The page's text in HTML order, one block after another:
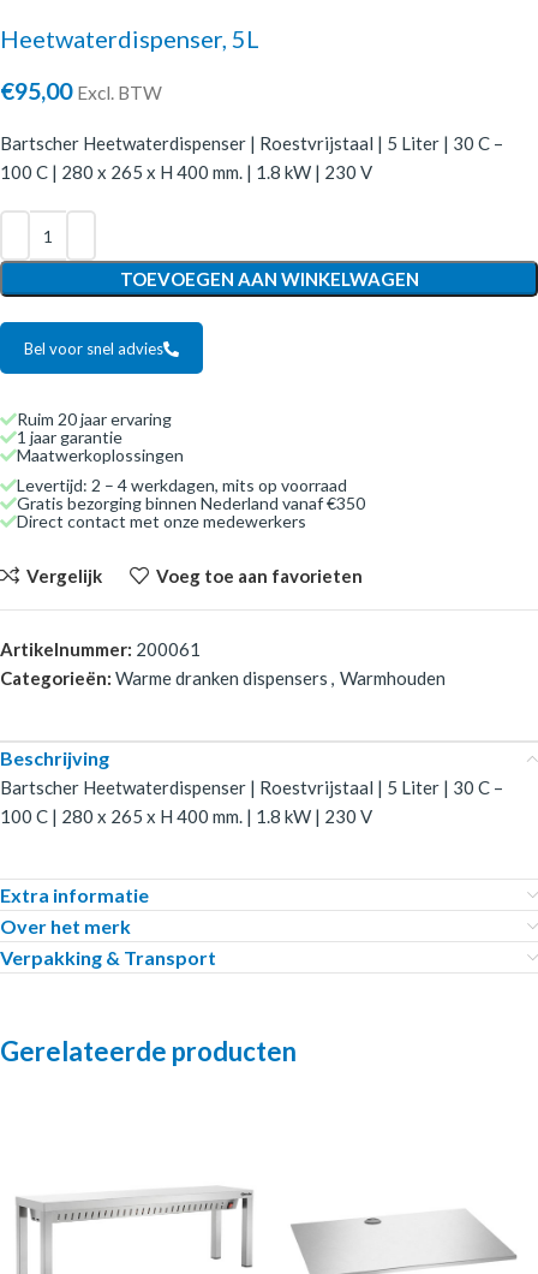
Heetwaterdispenser, 5L
€95,00 Excl. BTW
Bartscher Heetwaterdispenser | Roestvrijstaal | 5 Liter | 30 C –
100 C | 280 x 265 x H 400 mm. | 1.8 kW | 230 V
TOEVOEGEN AAN WINKELWAGEN
Bel voor snel advies
Ruim 20 jaar ervaring
1 jaar garantie
Maatwerkoplossingen
Levertijd: 2 – 4 werkdagen, mits op voorraad
Gratis bezorging binnen Nederland vanaf €350
Direct contact met onze medewerkers
Vergelijk Voeg toe aan favorieten
Artikelnummer: 200061
Categorieën: Warme dranken dispensers , Warmhouden
Beschrijving
Bartscher Heetwaterdispenser | Roestvrijstaal | 5 Liter | 30 C –
100 C | 280 x 265 x H 400 mm. | 1.8 kW | 230 V
Extra informatie
Over het merk
Verpakking & Transport
Gerelateerde producten